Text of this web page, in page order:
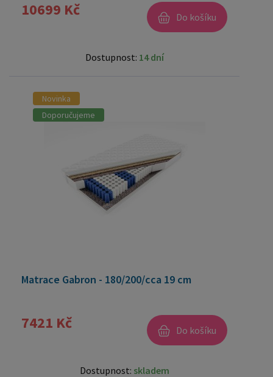
10699 Kč Do košíku
Dostupnost: 14 dní
Novinka
Doporučujeme
Matrace Gabron - 180/200/cca 19 cm
7421 Kč Do košíku
Dostupnost: skladem